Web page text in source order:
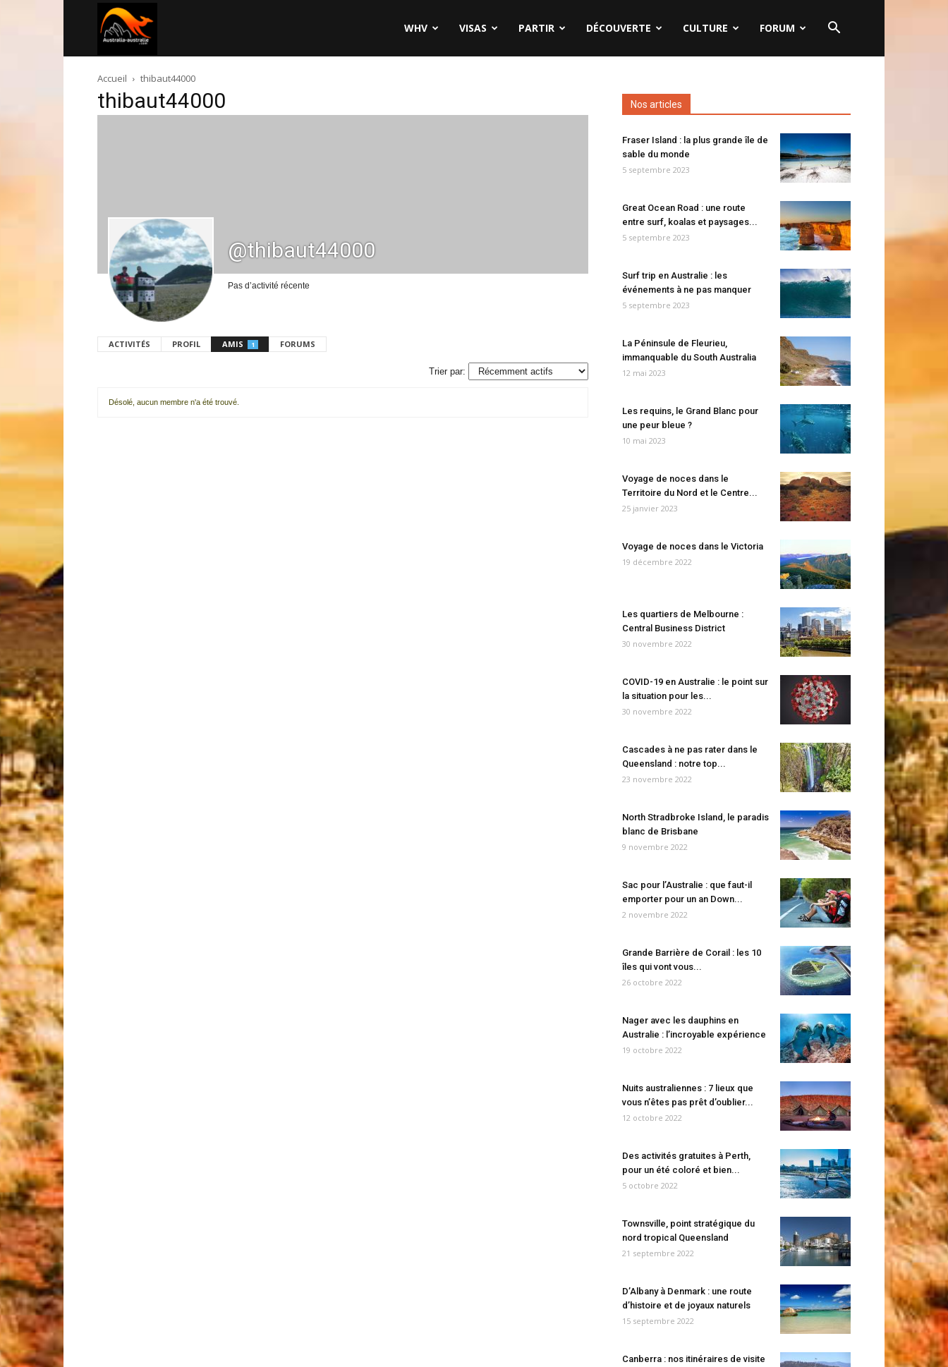
australie.com
WHV VISAS PARTIR DÉCOUVERTE CULTURE FORUM
Accueil thibaut44000
thibaut44000
@thibaut44000
Pas d’activité récente
ACTIVITÉS PROFIL AMIS 1 FORUMS
Trier par:
Désolé, aucun membre n'a été trouvé.
Nos articles
Fraser Island : la plus grande île de
sable du monde
5 septembre 2023
Great Ocean Road : une route
entre surf, koalas et paysages...
5 septembre 2023
Surf trip en Australie : les
événements à ne pas manquer
5 septembre 2023
La Péninsule de Fleurieu,
immanquable du South Australia
12 mai 2023
Les requins, le Grand Blanc pour
une peur bleue ?
10 mai 2023
Voyage de noces dans le
Territoire du Nord et le Centre...
25 janvier 2023
Voyage de noces dans le Victoria
19 décembre 2022
Les quartiers de Melbourne :
Central Business District
30 novembre 2022
COVID-19 en Australie : le point sur
la situation pour les...
30 novembre 2022
Cascades à ne pas rater dans le
Queensland : notre top...
23 novembre 2022
North Stradbroke Island, le paradis
blanc de Brisbane
9 novembre 2022
Sac pour l’Australie : que faut-il
emporter pour un an Down...
2 novembre 2022
Grande Barrière de Corail : les 10
îles qui vont vous...
26 octobre 2022
Nager avec les dauphins en
Australie : l’incroyable expérience
19 octobre 2022
Nuits australiennes : 7 lieux que
vous n’êtes pas prêt d’oublier...
12 octobre 2022
Des activités gratuites à Perth,
pour un été coloré et bien...
5 octobre 2022
Townsville, point stratégique du
nord tropical Queensland
21 septembre 2022
D’Albany à Denmark : une route
d’histoire et de joyaux naturels
15 septembre 2022
Canberra : nos itinéraires de visite